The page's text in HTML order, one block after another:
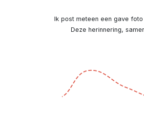
Ik post meteen een gave
Deze herinnering,